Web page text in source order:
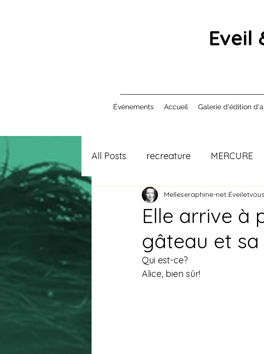
Eveil
Événements Accueil Galerie d'édition
All Posts recreature MERCURE
Elle arrive à
gâteau et sa
Melleseraphine-net Éveiletvous
Qui est-ce?
Alice, bien sûr!